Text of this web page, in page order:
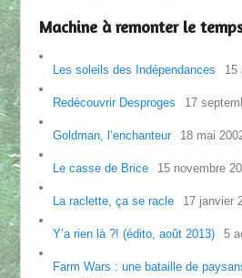
Machine à remonter le
Les soleils des Indépendances 15
Redécouvrir Desproges 17
Goldman, l’enchanteur 18 mai
Le casse de Brice 15 novembre
La raclette, ça se racle 17 janvier
Y’a rien là ?! (édito, août 2013) 5
Farm Wars : une bataille de